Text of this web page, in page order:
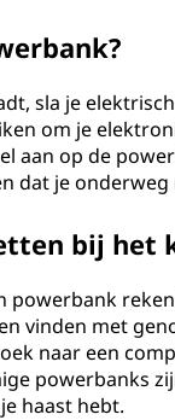
sla je
om je
aan op de
dat je
bij het
powerbank
vinden met
naar een
powerbanks
haast hebt.